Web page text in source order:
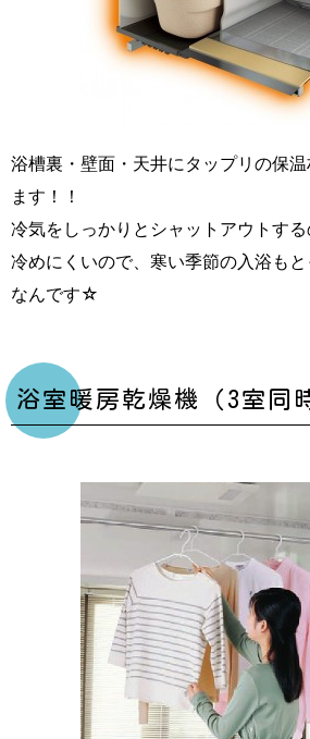
浴槽裏・壁面・天井にタップリの保
ます！！
冷気をしっかりとシャットアウトする
冷めにくいので、寒い季節の入浴も
なんです☆
浴室暖房乾燥機（3室同